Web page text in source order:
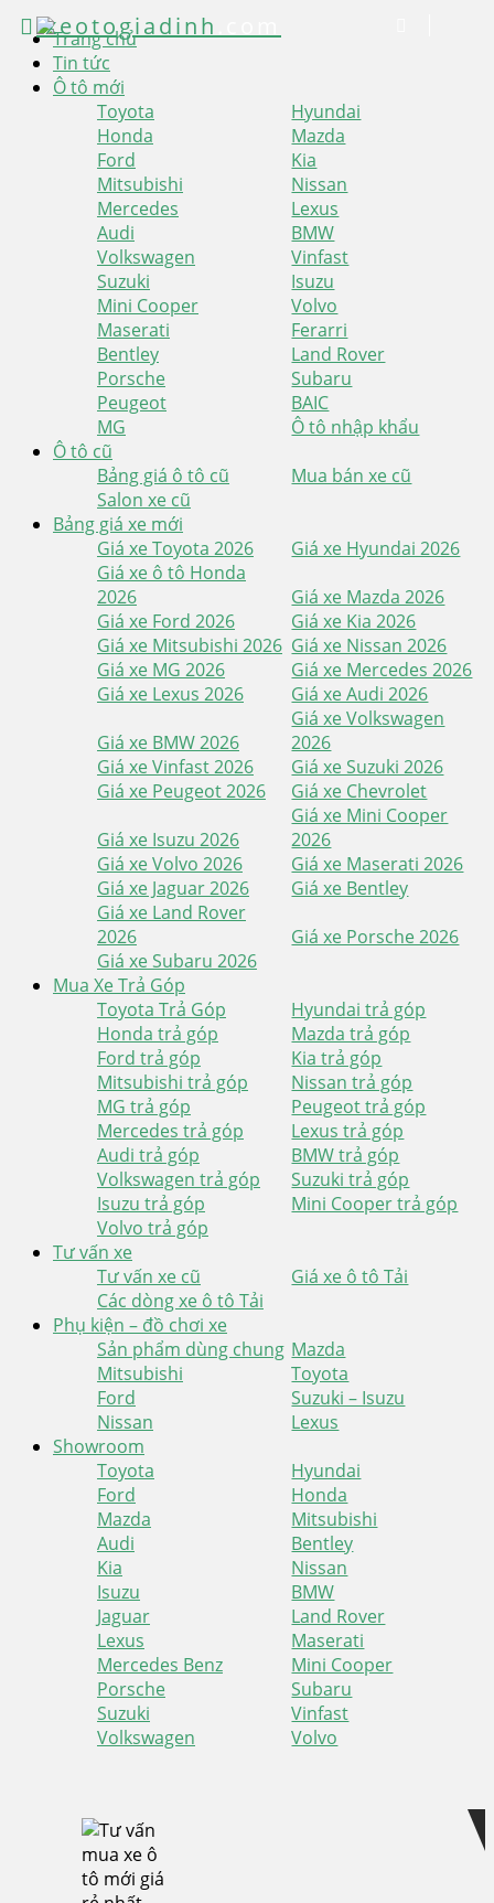
Trang chủ
Tin tức
Ô tô mới
Toyota
Hyundai
Honda
Mazda
Ford
Kia
Mitsubishi
Nissan
Mercedes
Lexus
Audi
BMW
Volkswagen
Vinfast
Suzuki
Isuzu
Mini Cooper
Volvo
Maserati
Ferarri
Bentley
Land Rover
Porsche
Subaru
Peugeot
BAIC
MG
Ô tô nhập khẩu
Ô tô cũ
Bảng giá ô tô cũ
Mua bán xe cũ
Salon xe cũ
Bảng giá xe mới
Giá xe Toyota 2026
Giá xe Hyundai 2026
Giá xe ô tô Honda
2026
Giá xe Mazda 2026
Giá xe Ford 2026
Giá xe Kia 2026
Giá xe Mitsubishi 2026 Giá xe Nissan 2026
Giá xe MG 2026
Giá xe Mercedes 2026
Giá xe Lexus 2026
Giá xe Audi 2026
Giá xe BMW 2026
Giá xe Volkswagen
2026
Giá xe Vinfast 2026
Giá xe Suzuki 2026
Giá xe Peugeot 2026
Giá xe Chevrolet
Giá xe Isuzu 2026
Giá xe Mini Cooper
2026
Giá xe Volvo 2026
Giá xe Maserati 2026
Giá xe Jaguar 2026
Giá xe Bentley
Giá xe Land Rover
2026
Giá xe Porsche 2026
Giá xe Subaru 2026
Mua Xe Trả Góp
Toyota Trả Góp
Hyundai trả góp
Honda trả góp
Mazda trả góp
Ford trả góp
Kia trả góp
Mitsubishi trả góp
Nissan trả góp
MG trả góp
Peugeot trả góp
Mercedes trả góp
Lexus trả góp
Audi trả góp
BMW trả góp
Volkswagen trả góp
Suzuki trả góp
Isuzu trả góp
Mini Cooper trả góp
Volvo trả góp
Tư vấn xe
Tư vấn xe cũ
Giá xe ô tô Tải
Các dòng xe ô tô Tải
Phụ kiện – đồ chơi xe
Sản phẩm dùng chung Mazda
Mitsubishi
Toyota
Ford
Suzuki – Isuzu
Nissan
Lexus
Showroom
Toyota
Hyundai
Ford
Honda
Mazda
Mitsubishi
Audi
Bentley
Kia
Nissan
Isuzu
BMW
Jaguar
Land Rover
Lexus
Maserati
Mercedes Benz
Mini Cooper
Porsche
Subaru
Suzuki
Vinfast
Volkswagen
Volvo
xeotogiadinh
navigation